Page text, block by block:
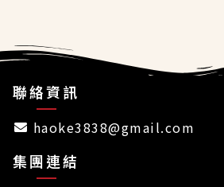
聯絡資訊
haoke3838@gmail.com
集團連結